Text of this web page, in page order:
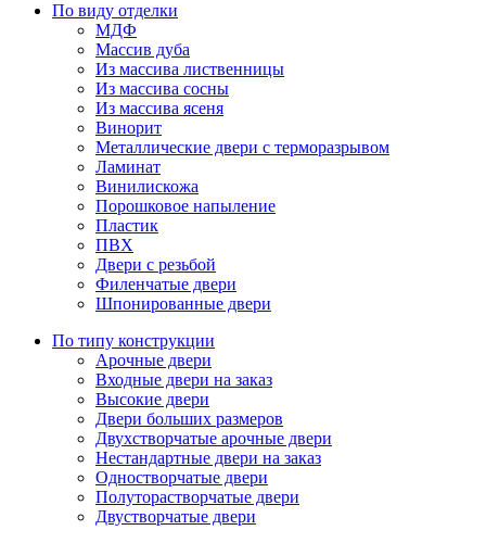
По виду отделки
МДФ
Массив дуба
Из массива лиственницы
Из массива сосны
Из массива ясеня
Винорит
Металлические двери с терморазрывом
Ламинат
Винилискожа
Порошковое напыление
Пластик
ПВХ
Двери с резьбой
Филенчатые двери
Шпонированные двери
По типу конструкции
Арочные двери
Входные двери на заказ
Высокие двери
Двери больших размеров
Двухстворчатые арочные двери
Нестандартные двери на заказ
Одностворчатые двери
Полуторастворчатые двери
Двустворчатые двери